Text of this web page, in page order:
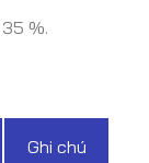
%.
Ghi chú